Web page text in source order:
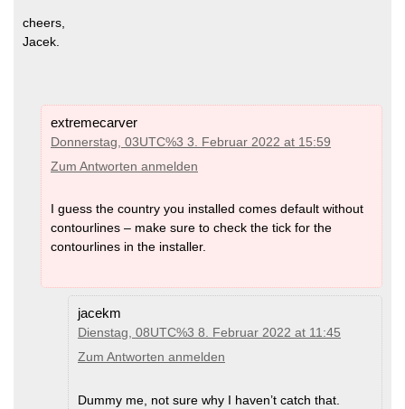
cheers,
Jacek.
extremecarver
Donnerstag, 03UTC%3 3. Februar 2022 at 15:59
Zum Antworten anmelden
I guess the country you installed comes default without
contourlines – make sure to check the tick for the
contourlines in the installer.
jacekm
Dienstag, 08UTC%3 8. Februar 2022 at 11:45
Zum Antworten anmelden
Dummy me, not sure why I haven’t catch that.